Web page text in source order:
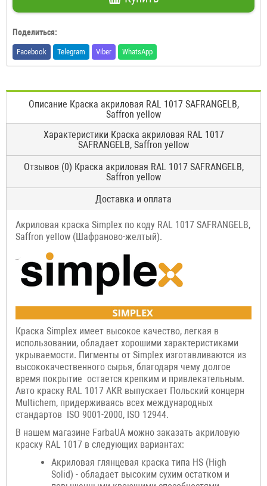
Поделиться:
Facebook Telegram Viber WhatsApp
Описание Краска акриловая RAL 1017 SAFRANGELB,
Saffron yellow
Характеристики Краска акриловая RAL 1017
SAFRANGELB, Saffron yellow
Отзывов (0) Краска акриловая RAL 1017 SAFRANGELB,
Saffron yellow
Доставка и оплата
Акриловая краска Simplex по коду RAL 1017 SAFRANGELB,
Saffron yellow (Шафраново-желтый).
Краска Simplex имеет высокое качество, легкая в
использовании, обладает хорошими характеристиками
укрываемости. Пигменты от Simplex изготавливаются из
высококачественного сырья, благодаря чему долгое
время покрытие остается крепким и привлекательным.
Авто краску RAL 1017 AKR выпускает Польский концерн
Multichem, придерживаясь всех международных
стандартов ISO 9001-2000, ISO 12944.
В нашем магазине FarbaUA можно заказать акриловую
краску RAL 1017 в следующих вариантах:
Акриловая глянцевая краска типа HS (High
Solid) - обладает высоким сухим остатком и